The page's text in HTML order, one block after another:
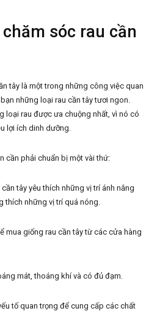
sóc rau cần
tây là một trong những công việc quan
những loại rau cần tây tươi ngon.
loại rau được ưa chuộng nhất, vì nó có
lợi ích dinh dưỡng.
cần phải chuẩn bị một vài thứ:
tây yêu thích những vị trí ánh nắng
thích những vị trí quá nóng.
mua giống rau cần tây từ các cửa hàng
mát, thoáng khí và có đủ đạm.
tố quan trọng để cung cấp các chất